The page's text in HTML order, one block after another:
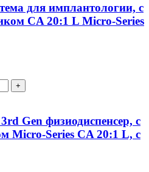
для имплантологии, с
CA 20:1 L Micro-Series
+
Gen физиодиспенсер, с
Micro-Series CA 20:1 L, с